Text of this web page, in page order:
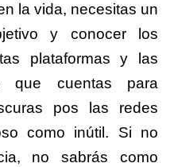
la vida, necesitas un
y conocer los
plataformas y las
que cuentas para
pos las redes
como inútil. Si no
no sabrás como